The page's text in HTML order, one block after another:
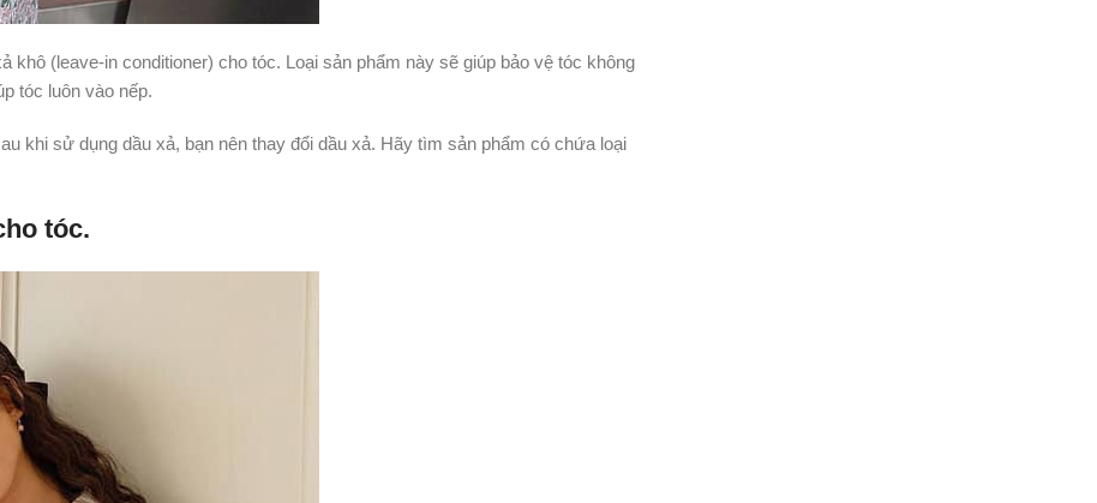
khô (leave-in conditioner) cho tóc. Loại sản phẩm này sẽ giúp bảo vệ tóc không
tóc luôn vào nếp.
khi sử dụng dầu xả, bạn nên thay đổi dầu xả. Hãy tìm sản phẩm có chứa loại
tóc.